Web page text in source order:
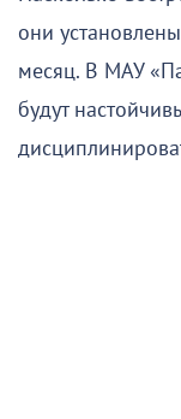
они
месяц. В МАУ
будут